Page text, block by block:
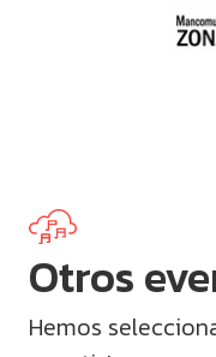
Otros
Hemos